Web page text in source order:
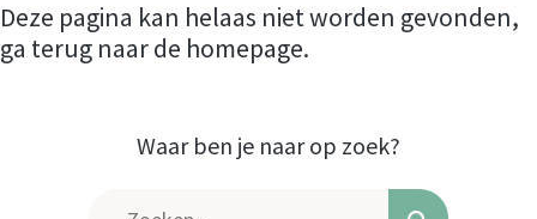
Deze pagina kan helaas niet worden gevonden,
ga terug naar de homepage.
Waar ben je naar op zoek?